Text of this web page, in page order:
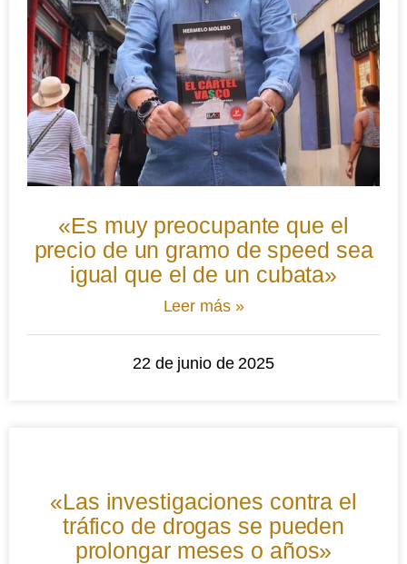
«Es muy preocupante que el
precio de un gramo de speed sea
igual que el de un cubata»
Leer más »
22 de junio de 2025
«Las investigaciones contra el
tráfico de drogas se pueden
prolongar meses o años»